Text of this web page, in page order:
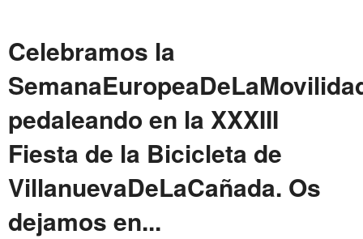
Celebramos la
pedaleando en la XXXIII
Fiesta de la Bicicleta de
VillanuevaDeLaCañada. Os
dejamos en...